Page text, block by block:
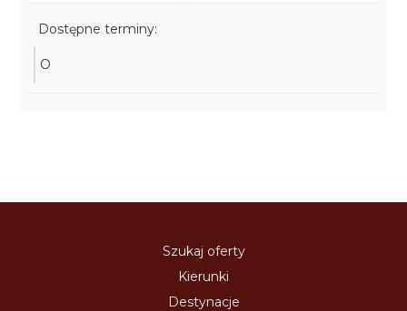
Dostępne terminy:
O
Szukaj oferty
Kierunki
Destynacje